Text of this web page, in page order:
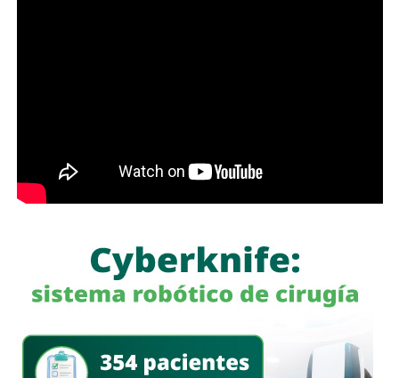
en medio de la calle, pero la mayoría de los que piden la
señal con el aviso son los mismos que, a propósito, no
ser cortés con los peatones que intentan
Señales faltan más, como una que indique para qué o
realidad nadie lo sabe a ciencia cierta, otras en toda la
ciudad, lasque avisen que la ciclovía no es para que se